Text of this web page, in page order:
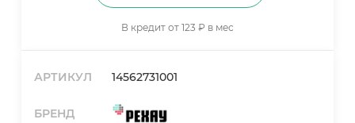
В кредит от 123 ₽ в мес
АРТИКУЛ 14562731001
БРЕНД